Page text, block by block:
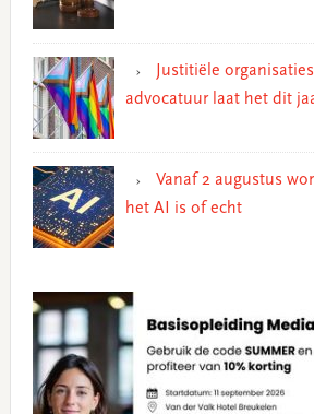
Justitiële
advocatuur laat het dit
Vanaf 2 augustus
het AI is of echt